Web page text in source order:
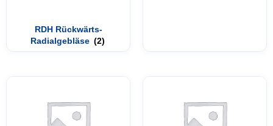
RDH Rückwärts-
Radialgebläse (2)